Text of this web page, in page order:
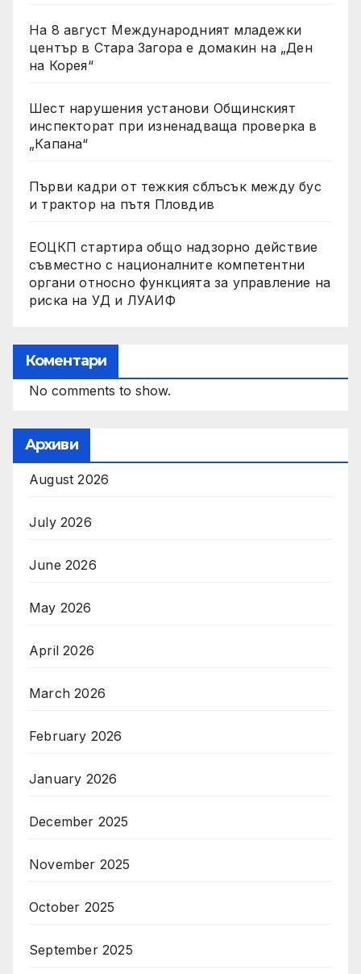
На 8 август Международният младежки
център в Стара Загора е домакин на „Ден
на Корея“
Шест нарушения установи Общинският
инспекторат при изненадваща проверка в
„Капана“
Първи кадри от тежкия сблъсък между бус
и трактор на пътя Пловдив
ЕОЦКП стартира общо надзорно действие
съвместно с националните компетентни
органи относно функцията за управление на
риска на УД и ЛУАИФ
Коментари
No comments to show.
Архиви
August 2026
July 2026
June 2026
May 2026
April 2026
March 2026
February 2026
January 2026
December 2025
November 2025
October 2025
September 2025